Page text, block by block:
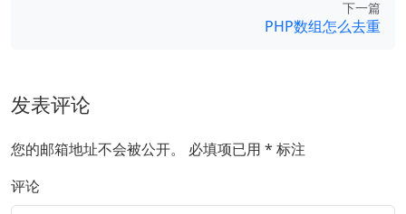
下一篇
PHP数组怎么去重
发表评论
您的邮箱地址不会被公开。 必填项已用 * 标注
评论